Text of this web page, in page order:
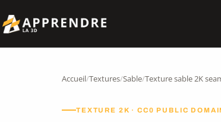
Accueil/Textures/Sable/Texture sable 2K
TEXTURE 2K · CC0 PUBLIC